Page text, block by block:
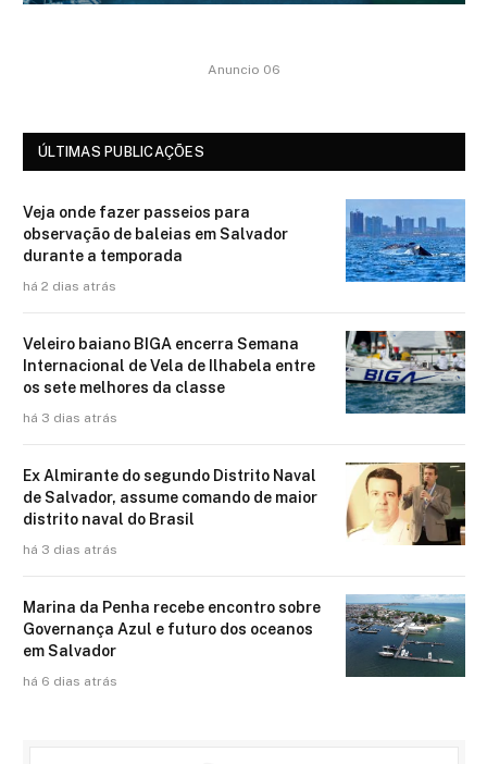
Anuncio 06
ÚLTIMAS PUBLICAÇÕES
Veja onde fazer passeios para
observação de baleias em Salvador
durante a temporada
há 2 dias atrás
Veleiro baiano BIGA encerra Semana
Internacional de Vela de Ilhabela entre
os sete melhores da classe
há 3 dias atrás
Ex Almirante do segundo Distrito Naval
de Salvador, assume comando de maior
distrito naval do Brasil
há 3 dias atrás
Marina da Penha recebe encontro sobre
Governança Azul e futuro dos oceanos
em Salvador
há 6 dias atrás